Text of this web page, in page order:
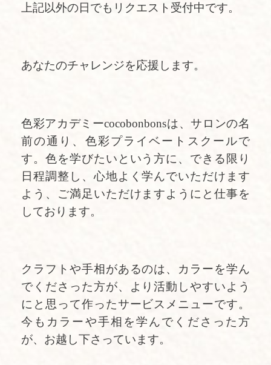
上記以外の日でもリクエスト受付中です。
あなたのチャレンジを応援します。
色彩アカデミーcocobonbonsは、サロンの名
前の通り、色彩プライベートスクールで
す。色を学びたいという方に、できる限り
日程調整し、心地よく学んでいただけます
よう、ご満足いただけますようにと仕事を
しております。
クラフトや手相があるのは、カラーを学ん
でくださった方が、より活動しやすいよう
にと思って作ったサービスメニューです。
今もカラーや手相を学んでくださった方
が、お越し下さっています。